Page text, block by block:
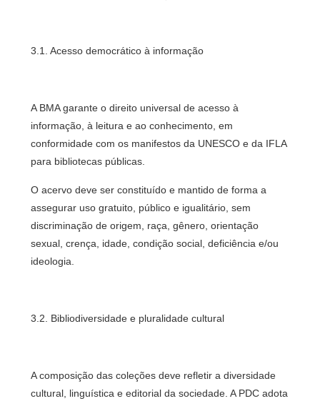
3.1. Acesso democrático à informação
A BMA garante o direito universal de acesso à
informação, à leitura e ao conhecimento, em
conformidade com os manifestos da UNESCO e da IFLA
para bibliotecas públicas.
O acervo deve ser constituído e mantido de forma a
assegurar uso gratuito, público e igualitário, sem
discriminação de origem, raça, gênero, orientação
sexual, crença, idade, condição social, deficiência e/ou
ideologia.
3.2. Bibliodiversidade e pluralidade cultural
A composição das coleções deve refletir a diversidade
cultural, linguística e editorial da sociedade. A PDC adota